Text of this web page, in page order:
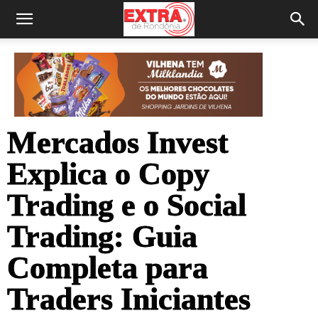
Mercados Invest
Explica o Copy
Trading e o Social
Trading: Guia
Completa para
Traders Iniciantes